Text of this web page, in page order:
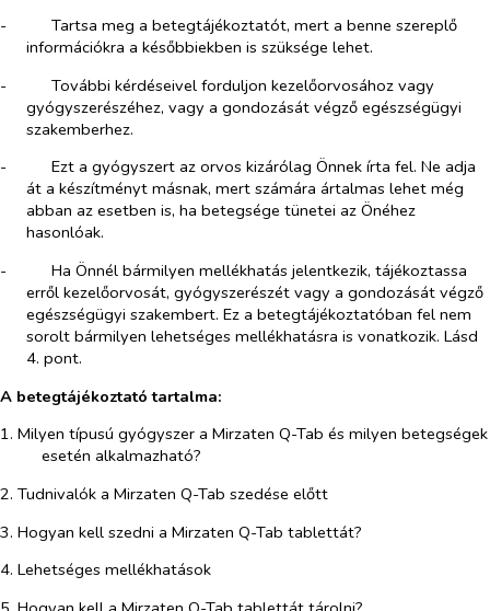
-​
Tartsa meg a betegtájékoztatót, mert a benne szereplő
információkra a későbbiekben is szüksége lehet.
-​
További kérdéseivel forduljon kezelőorvosához vagy
gyógyszerészéhez, vagy a gondozását végző egészségügyi
szakemberhez.
-​
Ezt a gyógyszert az orvos kizárólag Önnek írta fel. Ne adja
át a készítményt másnak, mert számára ártalmas lehet még
abban az esetben is, ha betegsége tünetei az Önéhez
hasonlóak.
-​
Ha Önnél bármilyen mellékhatás jelentkezik, tájékoztassa
erről kezelőorvosát, gyógyszerészét vagy a gondozását végző
egészségügyi szakembert. Ez a betegtájékoztatóban fel nem
sorolt bármilyen lehetséges mellékhatásra is vonatkozik. Lásd
4. pont.
A betegtájékoztató tartalma:
1. Milyen típusú gyógyszer a Mirzaten Q-Tab és milyen betegségek
esetén alkalmazható?
2. Tudnivalók a Mirzaten Q-Tab szedése előtt
3. Hogyan kell szedni a Mirzaten Q-Tab tablettát?
4. Lehetséges mellékhatások